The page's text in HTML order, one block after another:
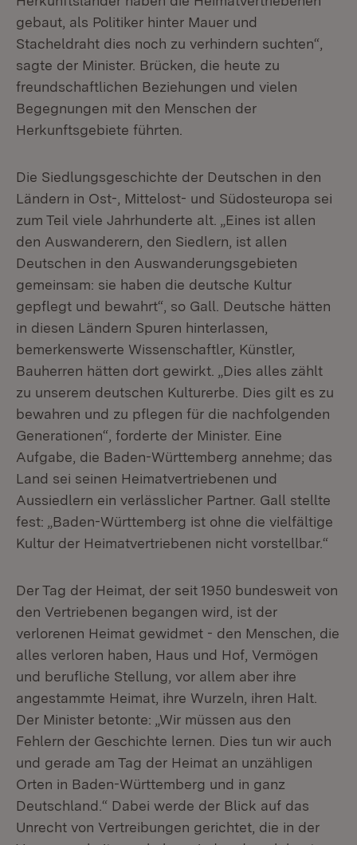
gebaut, als Politiker hinter Mauer und
Stacheldraht dies noch zu verhindern suchten“,
sagte der Minister. Brücken, die heute zu
freundschaftlichen Beziehungen und vielen
Begegnungen mit den Menschen der
Herkunftsgebiete führten.
Die Siedlungsgeschichte der Deutschen in den
Ländern in Ost-, Mittelost- und Südosteuropa sei
zum Teil viele Jahrhunderte alt. „Eines ist allen
den Auswanderern, den Siedlern, ist allen
Deutschen in den Auswanderungsgebieten
gemeinsam: sie haben die deutsche Kultur
gepflegt und bewahrt“, so Gall. Deutsche hätten
in diesen Ländern Spuren hinterlassen,
bemerkenswerte Wissenschaftler, Künstler,
Bauherren hätten dort gewirkt. „Dies alles zählt
zu unserem deutschen Kulturerbe. Dies gilt es zu
bewahren und zu pflegen für die nachfolgenden
Generationen“, forderte der Minister. Eine
Aufgabe, die Baden-Württemberg annehme; das
Land sei seinen Heimatvertriebenen und
Aussiedlern ein verlässlicher Partner. Gall stellte
fest: „Baden-Württemberg ist ohne die vielfältige
Kultur der Heimatvertriebenen nicht vorstellbar.“
Der Tag der Heimat, der seit 1950 bundesweit von
den Vertriebenen begangen wird, ist der
verlorenen Heimat gewidmet - den Menschen, die
alles verloren haben, Haus und Hof, Vermögen
und berufliche Stellung, vor allem aber ihre
angestammte Heimat, ihre Wurzeln, ihren Halt.
Der Minister betonte: „Wir müssen aus den
Fehlern der Geschichte lernen. Dies tun wir auch
und gerade am Tag der Heimat an unzähligen
Orten in Baden-Württemberg und in ganz
Deutschland.“ Dabei werde der Blick auf das
Unrecht von Vertreibungen gerichtet, die in der